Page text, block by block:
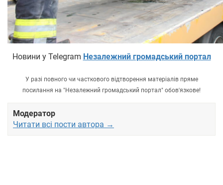
Новини у Telegram Незалежний громадський портал
У разі повного чи часткового відтворення матеріалів пряме
посилання на "Незалежний громадський портал" обов'язкове!
Модератор
Читати всі пости автора →